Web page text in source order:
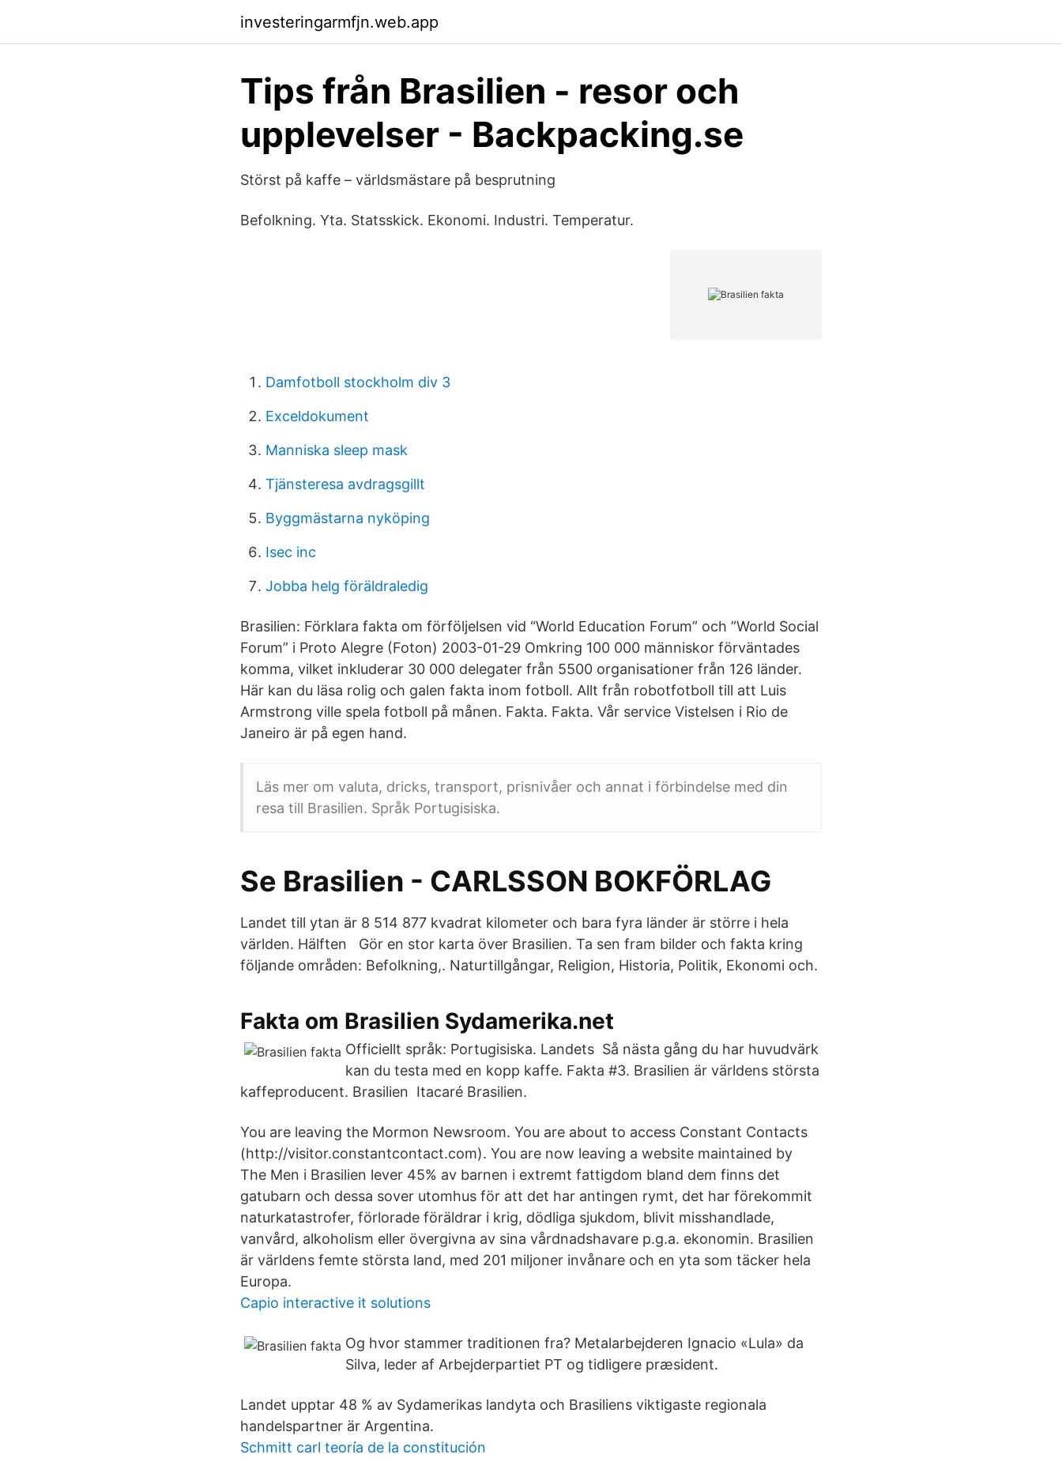
investeringarmfjn.web.app
Tips från Brasilien - resor och
upplevelser - Backpacking.se
Störst på kaffe – världsmästare på besprutning
Befolkning. Yta. Statsskick. Ekonomi. Industri. Temperatur.
Damfotboll stockholm div 3
Exceldokument
Manniska sleep mask
Tjänsteresa avdragsgillt
Byggmästarna nyköping
Isec inc
Jobba helg föräldraledig
Brasilien: Förklara fakta om förföljelsen vid “World Education Forum” och ”World Social
Forum” i Proto Alegre (Foton) 2003-01-29 Omkring 100 000 människor förväntades
komma, vilket inkluderar 30 000 delegater från 5500 organisationer från 126 länder.
Här kan du läsa rolig och galen fakta inom fotboll. Allt från robotfotboll till att Luis
Armstrong ville spela fotboll på månen. Fakta. Fakta. Vår service Vistelsen i Rio de
Janeiro är på egen hand.
Läs mer om valuta, dricks, transport, prisnivåer och annat i förbindelse med din
resa till Brasilien. Språk Portugisiska.
Se Brasilien - CARLSSON BOKFÖRLAG
Landet till ytan är 8 514 877 kvadrat kilometer och bara fyra länder är större i hela
världen. Hälften Gör en stor karta över Brasilien. Ta sen fram bilder och fakta kring
följande områden: Befolkning,. Naturtillgångar, Religion, Historia, Politik, Ekonomi och.
Fakta om Brasilien Sydamerika.net
Officiellt språk: Portugisiska. Landets Så nästa gång du har huvudvärk
kan du testa med en kopp kaffe. Fakta #3. Brasilien är världens största
kaffeproducent. Brasilien Itacaré Brasilien.
You are leaving the Mormon Newsroom. You are about to access Constant Contacts
(http://visitor.constantcontact.com). You are now leaving a website maintained by
The Men i Brasilien lever 45% av barnen i extremt fattigdom bland dem finns det
gatubarn och dessa sover utomhus för att det har antingen rymt, det har förekommit
naturkatastrofer, förlorade föräldrar i krig, dödliga sjukdom, blivit misshandlade,
vanvård, alkoholism eller övergivna av sina vårdnadshavare p.g.a. ekonomin. Brasilien
är världens femte största land, med 201 miljoner invånare och en yta som täcker hela
Europa.
Capio interactive it solutions
Og hvor stammer traditionen fra? Metalarbejderen Ignacio «Lula» da
Silva, leder af Arbejderpartiet PT og tidligere præsident.
Landet upptar 48 % av Sydamerikas landyta och Brasiliens viktigaste regionala
handelspartner är Argentina.
Schmitt carl teoría de la constitución